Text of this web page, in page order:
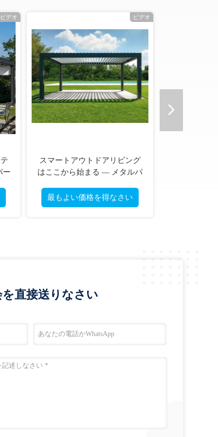
ビデオ
ー
ビデオ
スマートアウトドアリビング
はここから始まる — メタルパ
最もよい価格を得なさい
直接送りなさい